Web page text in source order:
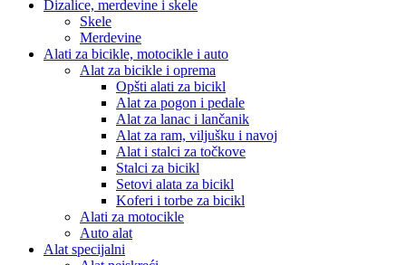
Dizalice, merdevine i skele
Skele
Merdevine
Alati za bicikle, motocikle i auto
Alat za bicikle i oprema
Opšti alati za bicikl
Alat za pogon i pedale
Alat za lanac i lančanik
Alat za ram, viljušku i navoj
Alat i stalci za točkove
Stalci za bicikl
Setovi alata za bicikl
Koferi i torbe za bicikl
Alati za motocikle
Auto alat
Alat specijalni